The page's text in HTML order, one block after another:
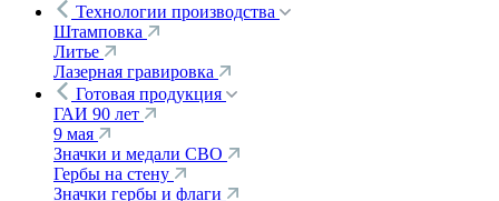
Технологии производства
Штамповка
Литье
Лазерная гравировка
Готовая продукция
ГАИ 90 лет
9 мая
Значки и медали СВО
Гербы на стену
Значки гербы и флаги